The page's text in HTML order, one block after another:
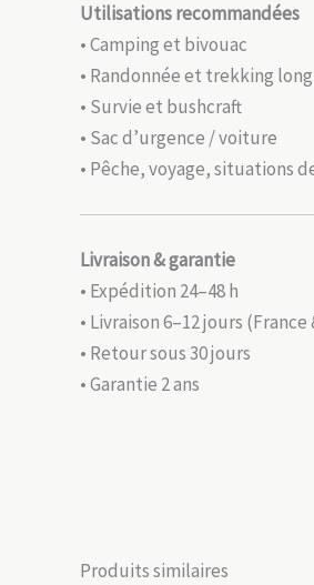
Utilisations recommandées
• Camping et bivouac
• Randonnée et trekking
• Survie et bushcraft
• Sac d’urgence / voiture
• Pêche, voyage, situations
Livraison & garantie
• Expédition 24–48 h
• Livraison 6–12 jours
• Retour sous 30 jours
• Garantie 2 ans
Produits similaires